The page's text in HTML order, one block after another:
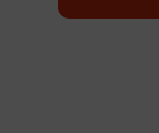
たのだろう。